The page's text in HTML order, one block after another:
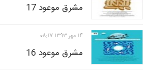
مشرق موعود 17
۱۴ مهر ۱۳۹۳ ۰۸:۱۷
مشرق موعود 16